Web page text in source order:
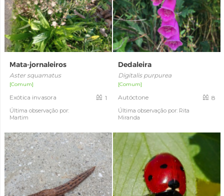
Mata-jornaleiros
Aster squamatus
[Comum]
Exótica invasora
Última observação por:
Martim
1
Dedaleira
Digitalis purpurea
[Comum]
Autóctone
Última observação por: Rita
Miranda
8